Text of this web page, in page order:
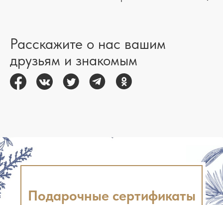
Расскажите о нас вашим
друзьям и знакомым
Подарочные сертификаты